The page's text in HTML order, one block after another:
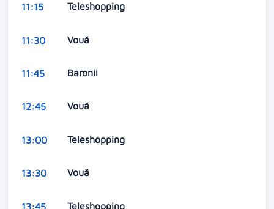
11:15 Teleshopping
11:30 Vouă
11:45 Baronii
12:45 Vouă
13:00 Teleshopping
13:30 Vouă
13:45 Teleshopping